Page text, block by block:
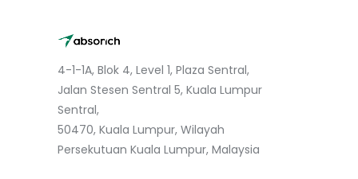
4-1-1A, Blok 4, Level 1, Plaza Sentral,
Jalan Stesen Sentral 5, Kuala Lumpur
Sentral,
50470, Kuala Lumpur, Wilayah
Persekutuan Kuala Lumpur, Malaysia